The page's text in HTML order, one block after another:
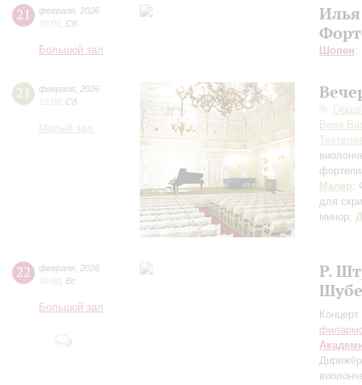
21 февраля 2026
20:00 Сб
Большой зал Шопен:
21 февраля 2026
19:00 Сб
Малый зал
Вера
Малер:
для
минор;
22 февраля 2026
20:00 Вс
Большой зал
Р.